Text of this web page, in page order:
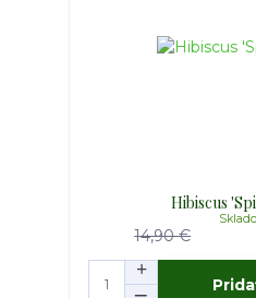
Hibiscus
14,90 €